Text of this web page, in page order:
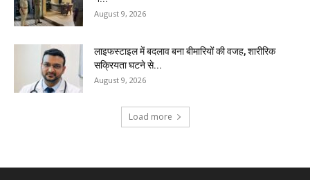
August 9, 2026
लाइफस्टाइल में बदलाव बना बीमारियों की वजह, शारीरिक
सक्रियता घटने से...
August 9, 2026
Load more